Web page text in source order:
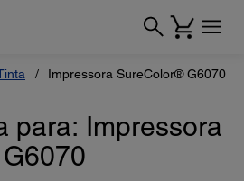
Impressora SureColor® G6070
para: Impressora